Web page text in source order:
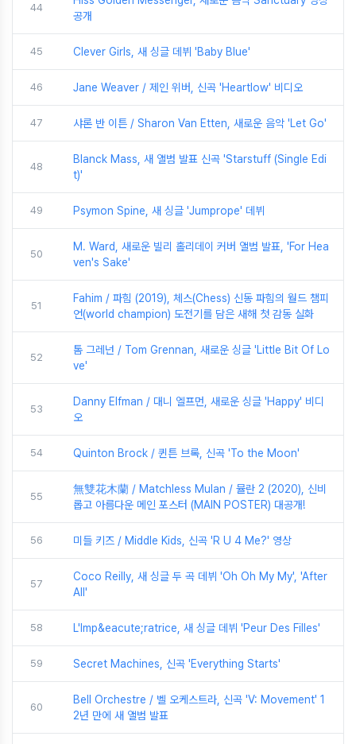
44
공개
45 Clever Girls, 새 싱글 데뷔 'Baby Blue'
46 Jane Weaver / 제인 위버, 신곡 'Heartlow' 비디오
47 샤론 반 이튼 / Sharon Van Etten, 새로운 음악 'Let Go'
48
Blanck Mass, 새 앨범 발표 신곡 'Starstuff (Single Edi
t)'
49 Psymon Spine, 새 싱글 'Jumprope' 데뷔
50
M. Ward, 새로운 빌리 홀리데이 커버 앨범 발표, 'For Hea
ven's Sake'
51
Fahim / 파힘 (2019), 체스(Chess) 신동 파힘의 월드 챔피
언(world champion) 도전기를 담은 새해 첫 감동 실화
52
톰 그레넌 / Tom Grennan, 새로운 싱글 'Little Bit Of Lo
ve'
53
Danny Elfman / 대니 엘프먼, 새로운 싱글 'Happy' 비디
오
54 Quinton Brock / 퀸튼 브록, 신곡 'To the Moon'
55
無雙花木蘭 / Matchless Mulan / 뮬란 2 (2020), 신비
롭고 아름다운 메인 포스터 (MAIN POSTER) 대공개!
56 미들 키즈 / Middle Kids, 신곡 'R U 4 Me?' 영상
57
Coco Reilly, 새 싱글 두 곡 데뷔 'Oh Oh My My', 'After
All'
58 L'Imp&eacute;ratrice, 새 싱글 데뷔 'Peur Des Filles'
59 Secret Machines, 신곡 'Everything Starts'
60
Bell Orchestre / 벨 오케스트라, 신곡 'V: Movement' 1
2년 만에 새 앨범 발표